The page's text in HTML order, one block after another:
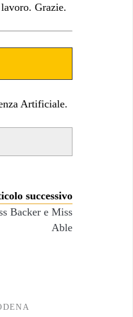
Grazie.
Artificiale.
successivo
Backer e Miss
Able